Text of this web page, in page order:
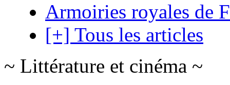
Armoiries royales de
[+] Tous les articles
~ Littérature et cinéma ~